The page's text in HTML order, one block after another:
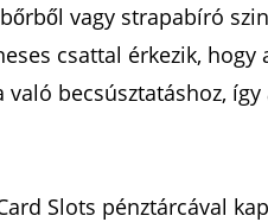
vagy strapabíró
csattal érkezik,
becsúsztatáshoz,
Slots pénztárcával